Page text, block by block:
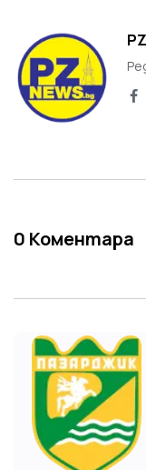
0 Коментара